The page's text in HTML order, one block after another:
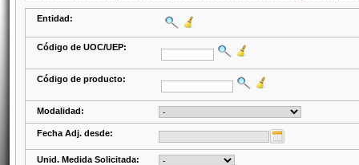
Entidad:
Código de UOC/UEP:
Código de producto:
Modalidad:
Fecha Adj. desde:
Unid. Medida Solicitada: